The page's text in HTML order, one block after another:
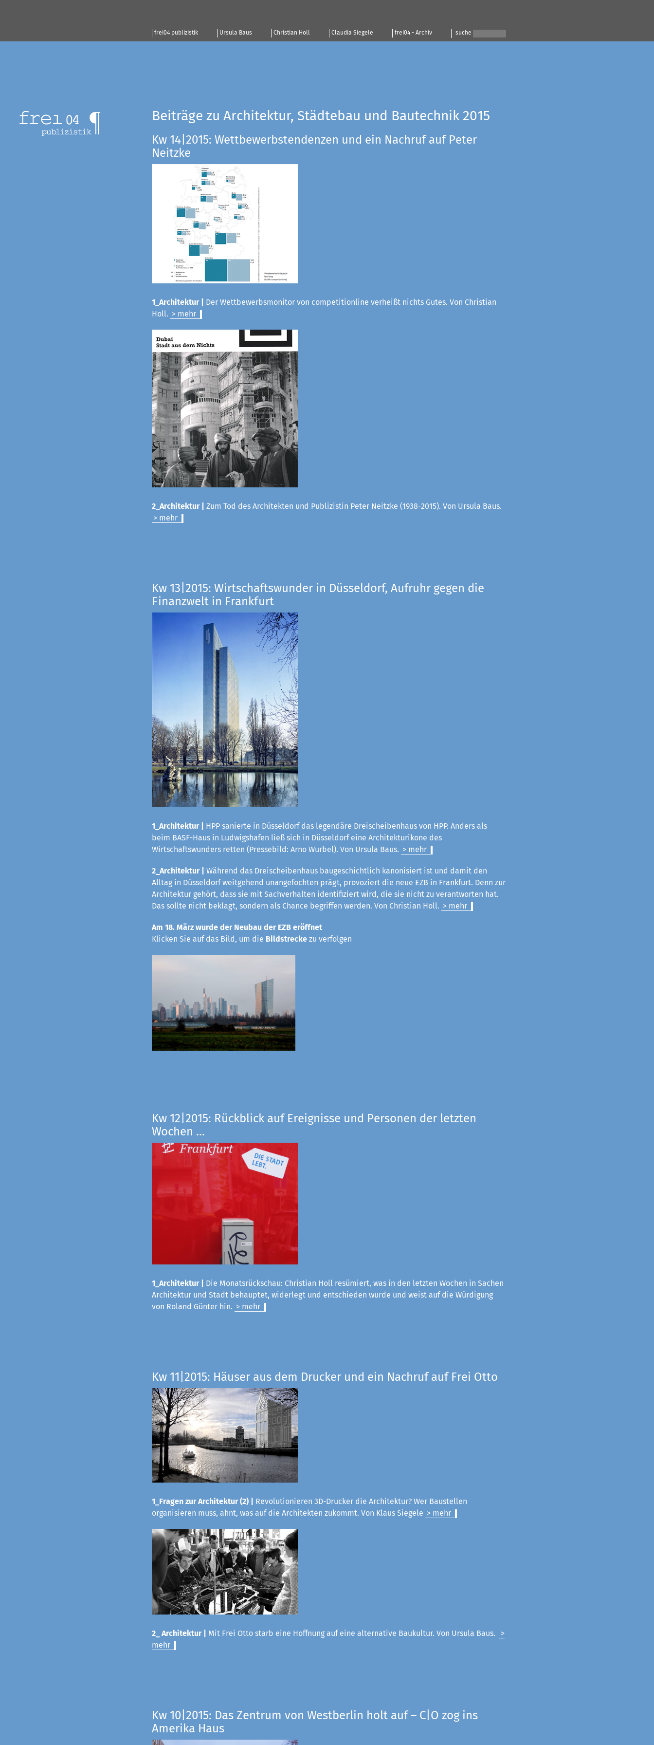
frei04 publizistik Ursula Baus Christian Holl Claudia Siegele frei04 - Archiv suche
Beiträge zu Architektur, Städtebau und Bautechnik 2015
Kw 14|2015: Wettbewerbstendenzen und ein Nachruf auf Peter
Neitzke
1_Architektur |
Der Wettbewerbsmonitor von competitionline verheißt nichts Gutes. Von Christian
Holl. > mehr
2_Architektur |
Zum Tod des Architekten und Publizistin Peter Neitzke (1938-2015). Von Ursula Baus.
> mehr
Kw 13|2015: Wirtschaftswunder in Düsseldorf, Aufruhr gegen die
Finanzwelt in Frankfurt
1_Architektur |
HPP sanierte in Düsseldorf das legendäre Dreischeibenhaus von HPP. Anders als
beim BASF-Haus in Ludwigshafen ließ sich in Düsseldorf eine Architekturikone des
Wirtschaftswunders retten (Pressebild: Arno Wurbel). Von Ursula Baus. > mehr
2_Architektur |
Während das Dreischeibenhaus baugeschichtlich kanonisiert ist und damit den
Alltag in Düsseldorf weitgehend unangefochten prägt, provoziert die neue EZB in Frankfurt. Denn zur
Architektur gehört, dass sie mit Sachverhalten identifiziert wird, die sie nicht zu verantworten hat.
Das sollte nicht beklagt, sondern als Chance begriffen werden. Von Christian Holl. > mehr
Am 18. März wurde der Neubau der EZB eröffnet
Klicken Sie auf das Bild, um die Bildstrecke zu verfolgen
Kw 12|2015: Rückblick auf Ereignisse und Personen der letzten
Wochen ...
1_Architektur|
Die Monatsrückschau: Christian Holl resümiert, was in den letzten Wochen in Sachen
Architektur und Stadt behauptet, widerlegt und entschieden wurde und weist auf die Würdigung
von Roland Günter hin. > mehr
Kw 11|2015: Häuser aus dem Drucker und ein Nachruf auf Frei Otto
1_Fragen zur Architektur (2) |
Revolutionieren 3D-Drucker die Architektur? Wer Baustellen
organisieren muss, ahnt, was auf die Architekten zukommt. Von Klaus Siegele > mehr
2_ Architektur | Mit Frei Otto starb eine Hoffnung auf eine alternative Baukultur. Von Ursula Baus.
>
mehr
Kw 10|2015: Das Zentrum von Westberlin holt auf – C|O zog ins
Amerika Haus